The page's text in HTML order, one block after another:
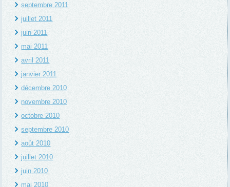
septembre 2011
juillet 2011
juin 2011
mai 2011
avril 2011
janvier 2011
décembre 2010
novembre 2010
octobre 2010
septembre 2010
août 2010
juillet 2010
juin 2010
mai 2010